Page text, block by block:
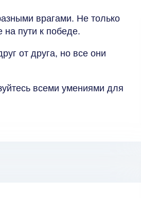
врагами. Не только
на пути к победе.
от друга, но все они
всеми умениями для